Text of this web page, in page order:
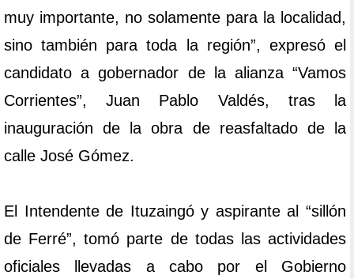
muy importante, no solamente para la localidad,
sino también para toda la región”, expresó el
candidato a gobernador de la alianza “Vamos
Corrientes”, Juan Pablo Valdés, tras la
inauguración de la obra de reasfaltado de la
calle José Gómez.
El Intendente de Ituzaingó y aspirante al “sillón
de Ferré”, tomó parte de todas las actividades
oficiales llevadas a cabo por el Gobierno